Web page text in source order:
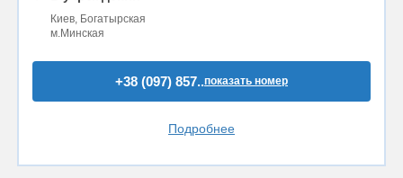
Киев, Богатырская
м.Минская
+38 (097) 857..показать номер
Подробнее